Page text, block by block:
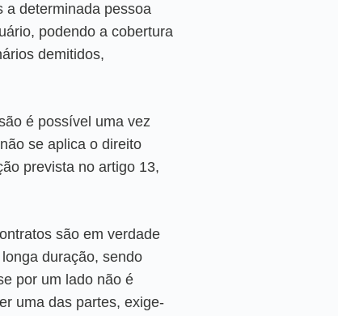
a determinada pessoa
podendo a cobertura
demitidos,
é possível uma vez
se aplica o direito
prevista no artigo 13,
são em verdade
duração, sendo
por um lado não é
uma das partes, exige-